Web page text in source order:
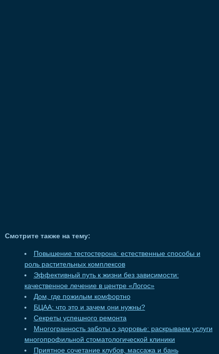
Смотрите также на тему:
Повышение тестостерона: естественные способы и
роль растительных комплексов
Эффективный путь к жизни без зависимости:
качественное лечение в центре «Логос»
Дом, где пожилым комфортно
БЦАА: что это и зачем они нужны?
Секреты успешного ремонта
Многогранность заботы о здоровье: раскрываем услуги
многопрофильной стоматологической клиники
Приятное сочетание клубов, массажа и бань